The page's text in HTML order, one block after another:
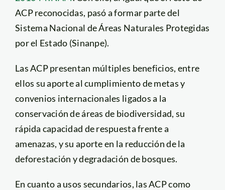
ACP reconocidas, pasó a formar parte del
Sistema Nacional de Áreas Naturales Protegidas
por el Estado (Sinanpe).
Las ACP presentan múltiples beneficios, entre
ellos su aporte al cumplimiento de metas y
convenios internacionales ligados a la
conservación de áreas de biodiversidad, su
rápida capacidad de respuesta frente a
amenazas, y su aporte en la reducción de la
deforestación y degradación de bosques.
En cuanto a usos secundarios, las ACP como